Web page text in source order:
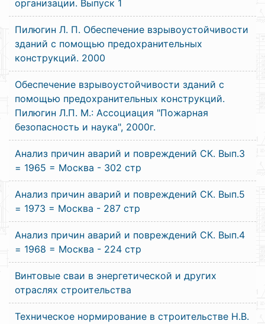
организации. Выпуск 1
Пилюгин Л. П. Обеспечение взрывоустойчивости
зданий с помощью предохранительных
конструкций. 2000
Обеспечение взрывоустойчивости зданий с
помощью предохранительных конструкций.
Пилюгин Л.П. М.: Ассоциация "Пожарная
безопасность и наука", 2000г.
Анализ причин аварий и повреждений СК. Вып.3
= 1965 = Москва - 302 стр
Анализ причин аварий и повреждений СК. Вып.5
= 1973 = Москва - 287 стр
Анализ причин аварий и повреждений СК. Вып.4
= 1968 = Москва - 224 стр
Винтовые сваи в энергетической и других
отраслях строительства
Техническое нормирование в строительстве Н.В.